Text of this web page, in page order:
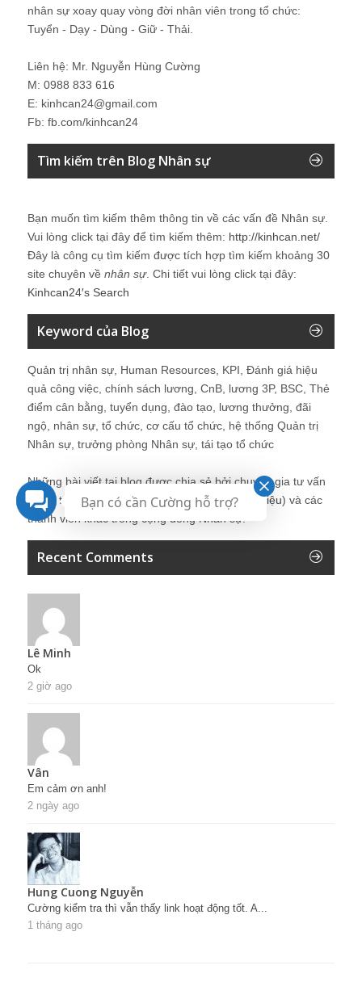
nhân sự xoay quay vòng đời nhân viên trong tổ chức:
Tuyển - Dạy - Dùng - Giữ - Thải.
Liên hệ: Mr. Nguyễn Hùng Cường
M: 0988 833 616
E: kinhcan24@gmail.com
Fb: fb.com/kinhcan24
Tìm kiếm trên Blog Nhân sự
Bạn muốn tìm kiếm thêm thông tin về các vấn đề Nhân sự
Vui lòng click tại đây để tìm kiếm thêm: http://kinhcan.net/
Đây là công cụ tìm kiếm được tích hợp tìm kiếm khoảng 30
site chuyên về nhân sự. Chi tiết vui lòng click tại đây:
Kinhcan24′s Search
Keyword của Blog
Quản trị nhân sự, Human Resources, KPI, Đánh giá hiệu
quả công việc, chính sách lương, CnB, lương 3P, BSC, Thẻ
điểm cân bằng, tuyển dụng, đào tạo, lương thưởng, đãi
ngộ, nhân sự, tổ chức, cơ cấu tổ chức, hệ thống Quản trị
Nhân sự, trưởng phòng Nhân sự, tái tạo tổ chức
Những bài viết tại blog được chia sẻ bởi chuyên gia tư vấn
Quản trị Nhân sự Nguyễn Hùng Cường (giới thiệu) và các
thành viên khác trong cộng đồng Nhân sự.
Recent Comments
Lê Minh
Ok
2 giờ ago
Vân
Em cảm ơn anh!
2 ngày ago
Hung Cuong Nguyễn
Cường kiểm tra thì vẫn thấy link hoạt động tốt. A...
1 tháng ago
Bạn có cần Cường hỗ trợ?